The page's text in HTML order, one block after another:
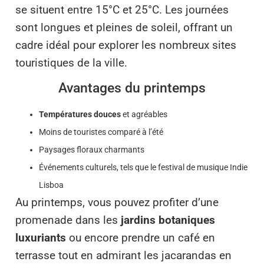
se situent entre 15°C et 25°C. Les journées
sont longues et pleines de soleil, offrant un
cadre idéal pour explorer les nombreux sites
touristiques de la ville.
Avantages du printemps
Températures douceset agréables
Moins de touristes comparé à l’été
Paysages floraux charmants
Événements culturels, tels que le festival de musique Indie
Lisboa
Au printemps, vous pouvez profiter d’une
promenade dans les jardins botaniques
luxuriants ou encore prendre un café en
terrasse tout en admirant les jacarandas en